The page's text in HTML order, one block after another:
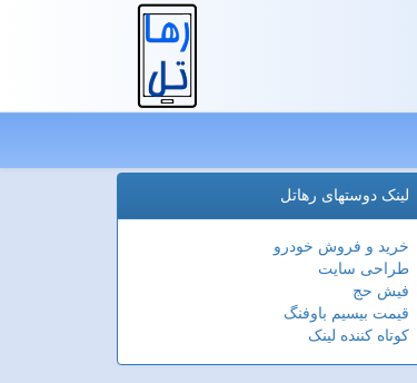
لینک دوستهای رهاتل
خرید و فروش خودرو
طراحی سایت
فیش حج
قیمت بیسیم باوفنگ
کوتاه کننده لینک